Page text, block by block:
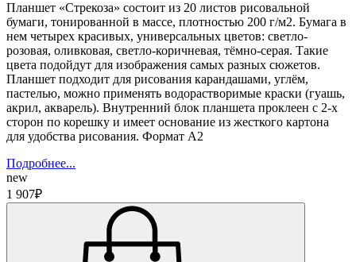
Планшет «Стрекоза» состоит из 20 листов рисовальной
бумаги, тонированной в массе, плотностью 200 г/м2. Бумага в
нем четырех красивых, универсальных цветов: светло-
розовая, оливковая, светло-коричневая, тёмно-серая. Такие
цвета подойдут для изображения самых разных сюжетов.
Планшет подходит для рисования карандашами, углём,
пастелью, можно применять водорастворимые краски (гуашь,
акрил, акварель). Внутренний блок планшета проклеен с 2-х
сторон по корешку и имеет основание из жесткого картона
для удобства рисования. Формат А2
Подробнее...
new
1 907₽